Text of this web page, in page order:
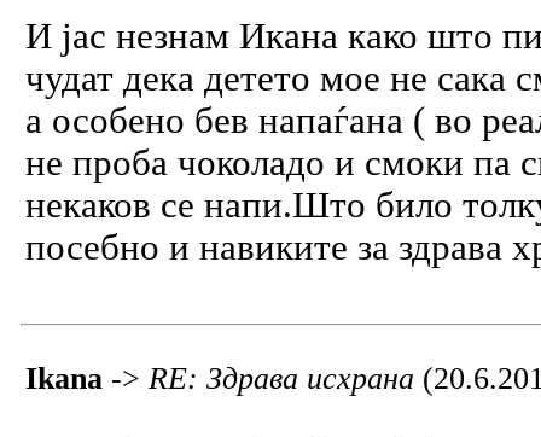
И јас незнам Икана како што
чудат дека детето мое не
а особено бев напаѓана ( во
не проба чоколадо и смоки па
некаков се напи.Што било
посебно и навиките за здрава
Ikana -> RE: Здрава исхрана